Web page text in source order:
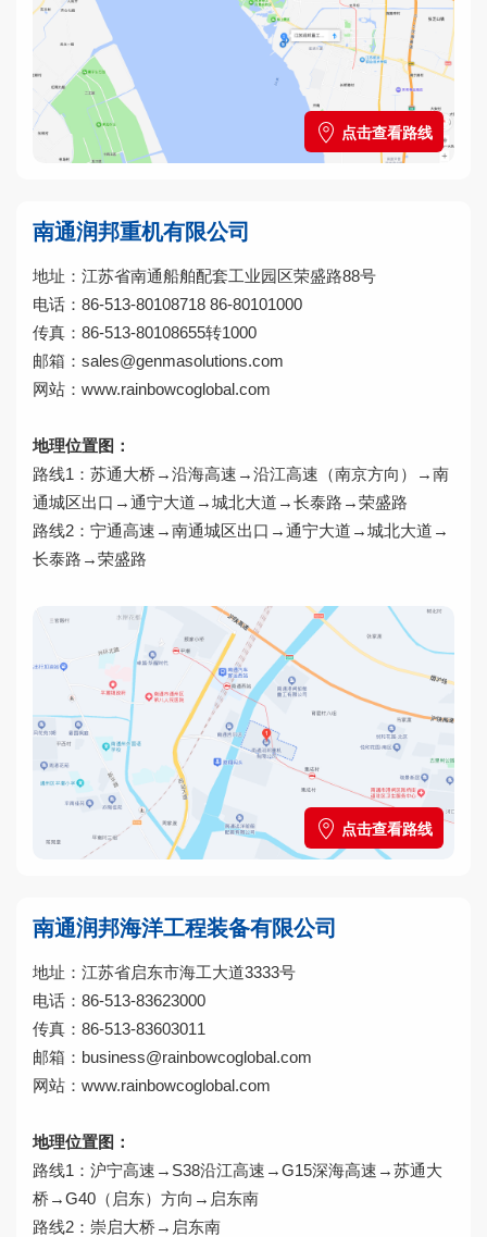
点击查看路线
南通润邦重机有限公司
地址：江苏省南通船舶配套工业园区荣盛路88号
电话：86-513-80108718 86-80101000
传真：86-513-80108655转1000
邮箱：sales@genmasolutions.com
网站：www.rainbowcoglobal.com
地理位置图：
路线1：苏通大桥→沿海高速→沿江高速（南京方向）→南
通城区出口→通宁大道→城北大道→长泰路→荣盛路
路线2：宁通高速→南通城区出口→通宁大道→城北大道→
长泰路→荣盛路
点击查看路线
南通润邦海洋工程装备有限公司
地址：江苏省启东市海工大道3333号
电话：86-513-83623000
传真：86-513-83603011
邮箱：business@rainbowcoglobal.com
网站： www.rainbowcoglobal.com
地理位置图：
路线1：沪宁高速→S38沿江高速→G15深海高速→苏通大
桥→G40（启东）方向→启东南
路线2：崇启大桥→启东南